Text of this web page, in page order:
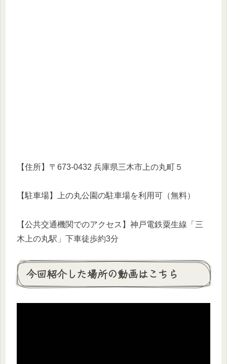
【住所】〒673-0432 兵庫県三木市上の丸町５
【駐車場】上の丸公園の駐車場を利用可（無料）
【公共交通機関でのアクセス】神戸電鉄粟生線「三
木上の丸駅」下車徒歩約3分
今回紹介した場所の動画はこちら